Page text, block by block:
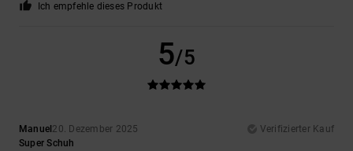
Ich empfehle dieses Produkt
5/5
Manuel 20. Dezember 2025
Verifizierter Kauf
Super Schuh